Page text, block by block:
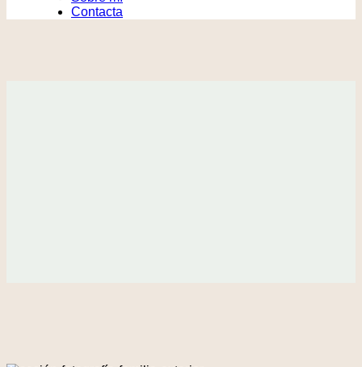
Contacta